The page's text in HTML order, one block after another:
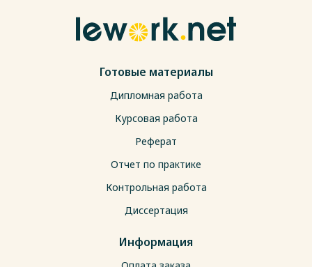
социальные сферы, как здравоохранение, образование,
детство. Важное место отводится программным
Готовые материалы
Дипломная работа
Курсовая работа
Реферат
Отчет по практике
Контрольная работа
Диссертация
Информация